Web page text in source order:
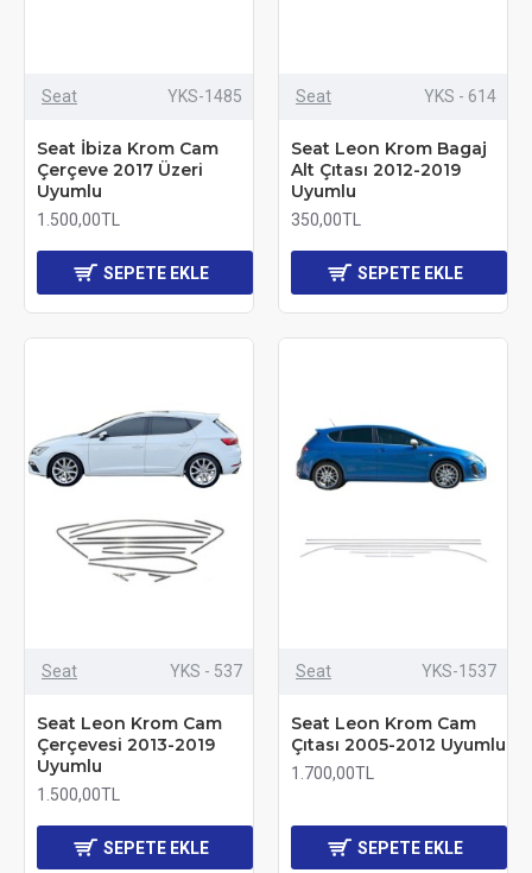
Seat YKS-1485
Seat İbiza Krom Cam
Çerçeve 2017 Üzeri
Uyumlu
1.500,00TL
SEPETE EKLE
Seat YKS - 614
Seat Leon Krom Bagaj
Alt Çıtası 2012-2019
Uyumlu
350,00TL
SEPETE EKLE
Seat YKS - 537
Seat Leon Krom Cam
Çerçevesi 2013-2019
Uyumlu
1.500,00TL
SEPETE EKLE
Seat YKS-1537
Seat Leon Krom Cam
Çıtası 2005-2012 Uyumlu
1.700,00TL
SEPETE EKLE